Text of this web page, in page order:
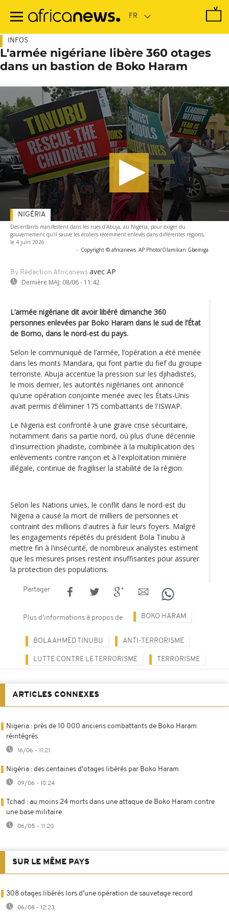
contenu
INFOS
L'armée nigériane libère 360 otages
dans un bastion de Boko Haram
Des enfants manifestent dans les rues d'Abuja, au Nigeria, pour exiger du
gouvernement qu'il sauve les écoliers récemment enlevés dans différentes régions,
le 4 juin 2026
- Copyright © africanews AP Photo/Olamikan Gbemiga
By Rédaction Africanews avec AP
Dernière MAJ: 08/06 - 11:42
NIGÉRIA
L’armée nigériane dit avoir libéré dimanche 360
personnes enlevées par Boko Haram dans le sud de l’État
de Borno, dans le nord-est du pays.
Selon le communiqué de l’armée, l’opération a été menée
dans les monts Mandara, qui font partie du fief du groupe
terroriste. Abuja accentue la pression sur les djihadistes,
le mois dernier, les autorités nigérianes ont annoncé
qu'une opération conjointe menée avec les États-Unis
avait permis d'éliminer 175 combattants de l'ISWAP.
Le Nigeria est confronté à une grave crise sécuritaire,
notamment dans sa partie nord, où plus d'une décennie
d'insurrection jihadiste, combinée à la multiplication des
enlèvements contre rançon et à l'exploitation minière
illégale, continue de fragiliser la stabilité de la région.
Selon les Nations unies, le conflit dans le nord-est du
Nigeria a causé la mort de milliers de personnes et
contraint des millions d'autres à fuir leurs foyers. Malgré
les engagements répétés du président Bola Tinubu à
mettre fin à l'insécurité, de nombreux analystes estiment
que les mesures prises restent insuffisantes pour assurer
la protection des populations.
Partager
Plus d'informations à propos de BOKO HARAM
BOLA AHMED TINUBU ANTI-TERRORISME
LUTTE CONTRE LE TERRORISME TERRORISME
ARTICLES CONNEXES
Nigeria : près de 10 000 anciens combattants de Boko Haram
réintégrés
16/06 - 11:21
Nigéria : des centaines d'otages libérés par Boko Haram
09/06 - 10:24
Tchad : au moins 24 morts dans une attaque de Boko Haram contre
une base militaire
06/05 - 11:20
SUR LE MÊME PAYS
308 otages libérés lors d’une opération de sauvetage record
06/08 - 12:23